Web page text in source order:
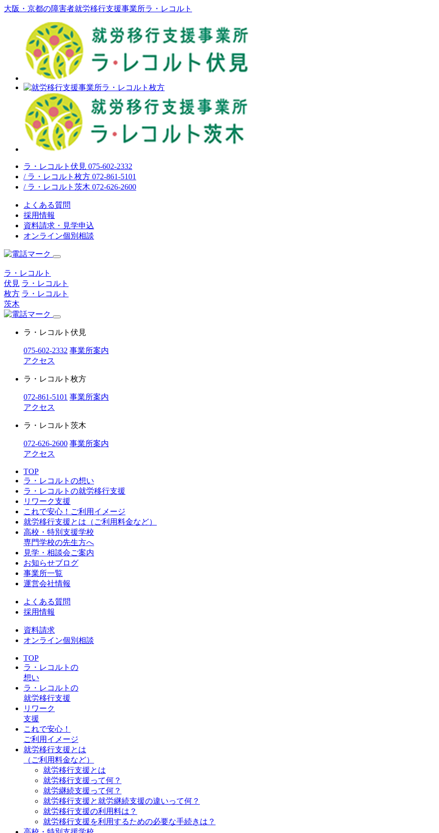
大阪・京都の障害者就労移行支援事業所ラ・レコルト
ラ・レコルト伏見 075-602-2332
/ ラ・レコルト枚方 072-861-5101
/ ラ・レコルト茨木 072-626-2600
よくある質問
採用情報
資料請求・見学申込
オンライン個別相談
ラ・レコルト
伏見 ラ・レコルト
枚方 ラ・レコルト
茨木
ラ・レコルト伏見
075-602-2332 事業所案内
アクセス
ラ・レコルト枚方
072-861-5101 事業所案内
アクセス
ラ・レコルト茨木
072-626-2600 事業所案内
アクセス
TOP
ラ・レコルトの想い
ラ・レコルトの就労移行支援
リワーク支援
これで安心！ご利用イメージ
就労移行支援とは（ご利用料金など）
高校・特別支援学校
専門学校の先生方へ
見学・相談会ご案内
お知らせブログ
事業所一覧
運営会社情報
よくある質問
採用情報
資料請求
オンライン個別相談
TOP
ラ・レコルトの
想い
ラ・レコルトの
就労移行支援
リワーク
支援
これで安心！
ご利用イメージ
就労移行支援とは
（ご利用料金など）
就労移行支援とは
就労移行支援って何？
就労継続支援って何？
就労移行支援と就労継続支援の違いって何？
就労移行支援の利用料は？
就労移行支援を利用するための必要な手続きは？